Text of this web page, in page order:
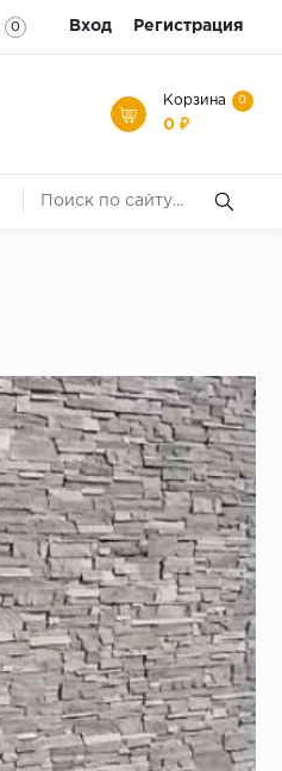
0 Вход Регистрация
Корзина 0
0 ₽